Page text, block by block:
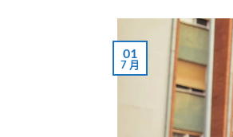
01
7 月